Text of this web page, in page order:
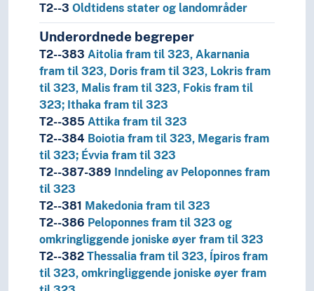
T2--3 Oldtidens stater og landområder
Underordnede begreper
T2--383 Aitolia fram til 323, Akarnania
fram til 323, Doris fram til 323, Lokris fram
til 323, Malis fram til 323, Fokis fram til
323; Ithaka fram til 323
T2--385 Attika fram til 323
T2--384 Boiotia fram til 323, Megaris fram
til 323; Évvia fram til 323
T2--387-389 Inndeling av Peloponnes fram
til 323
T2--381 Makedonia fram til 323
T2--386 Peloponnes fram til 323 og
omkringliggende joniske øyer fram til 323
T2--382 Thessalia fram til 323, Ípiros fram
til 323, omkringliggende joniske øyer fram